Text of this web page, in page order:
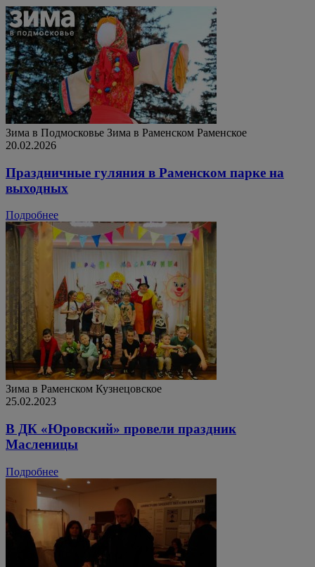
Зима в Подмосковье Зима в Раменском Раменское
20.02.2026
Праздничные гуляния в Раменском парке на
выходных
Подробнее
Зима в Раменском Кузнецовское
25.02.2023
В ДК «Юровский» провели праздник
Масленицы
Подробнее